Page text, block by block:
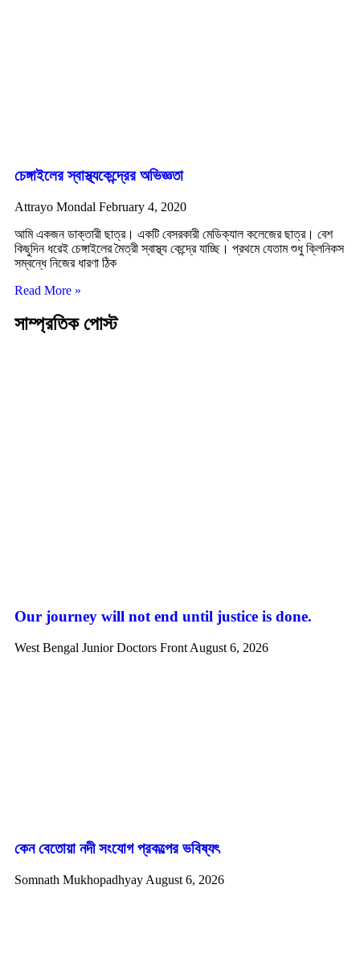
চেঙ্গাইলের স্বাস্থ্যকেন্দ্রের অভিজ্ঞতা
Attrayo Mondal February 4, 2020
আমি একজন ডাক্তারী ছাত্র। একটি বেসরকারী মেডিক্যাল কলেজের ছাত্র। বেশ
কিছুদিন ধরেই চেঙ্গাইলের মৈত্রী স্বাস্থ্য কেন্দ্রে যাচ্ছি। প্রথমে যেতাম শুধু ক্লিনিকস
সম্বন্ধে নিজের ধারণা ঠিক
Read More »
সাম্প্রতিক পোস্ট
Our journey will not end until justice is done.
West Bengal Junior Doctors Front August 6, 2026
কেন বেতোয়া নদী সংযোগ প্রকল্পের ভবিষ্যৎ
Somnath Mukhopadhyay August 6, 2026